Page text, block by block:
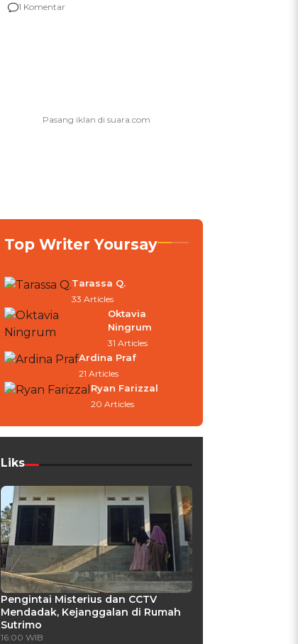
agar Dana Tidak Hangus!
1 Komentar
Top Writer Yoursay
Tarassa Q.
33 Articles
Oktavia
Ningrum
31 Articles
Ardina Praf
21 Articles
Ryan Farizzal
20 Articles
Liks
Pengintai Misterius dan CCTV
Mendadak, Kejanggalan di Rumah
Sutrimo
16:00 WIB